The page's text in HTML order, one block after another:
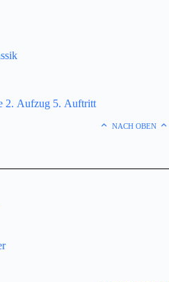
2. Aufzug 5. Auftritt
NACH OBEN